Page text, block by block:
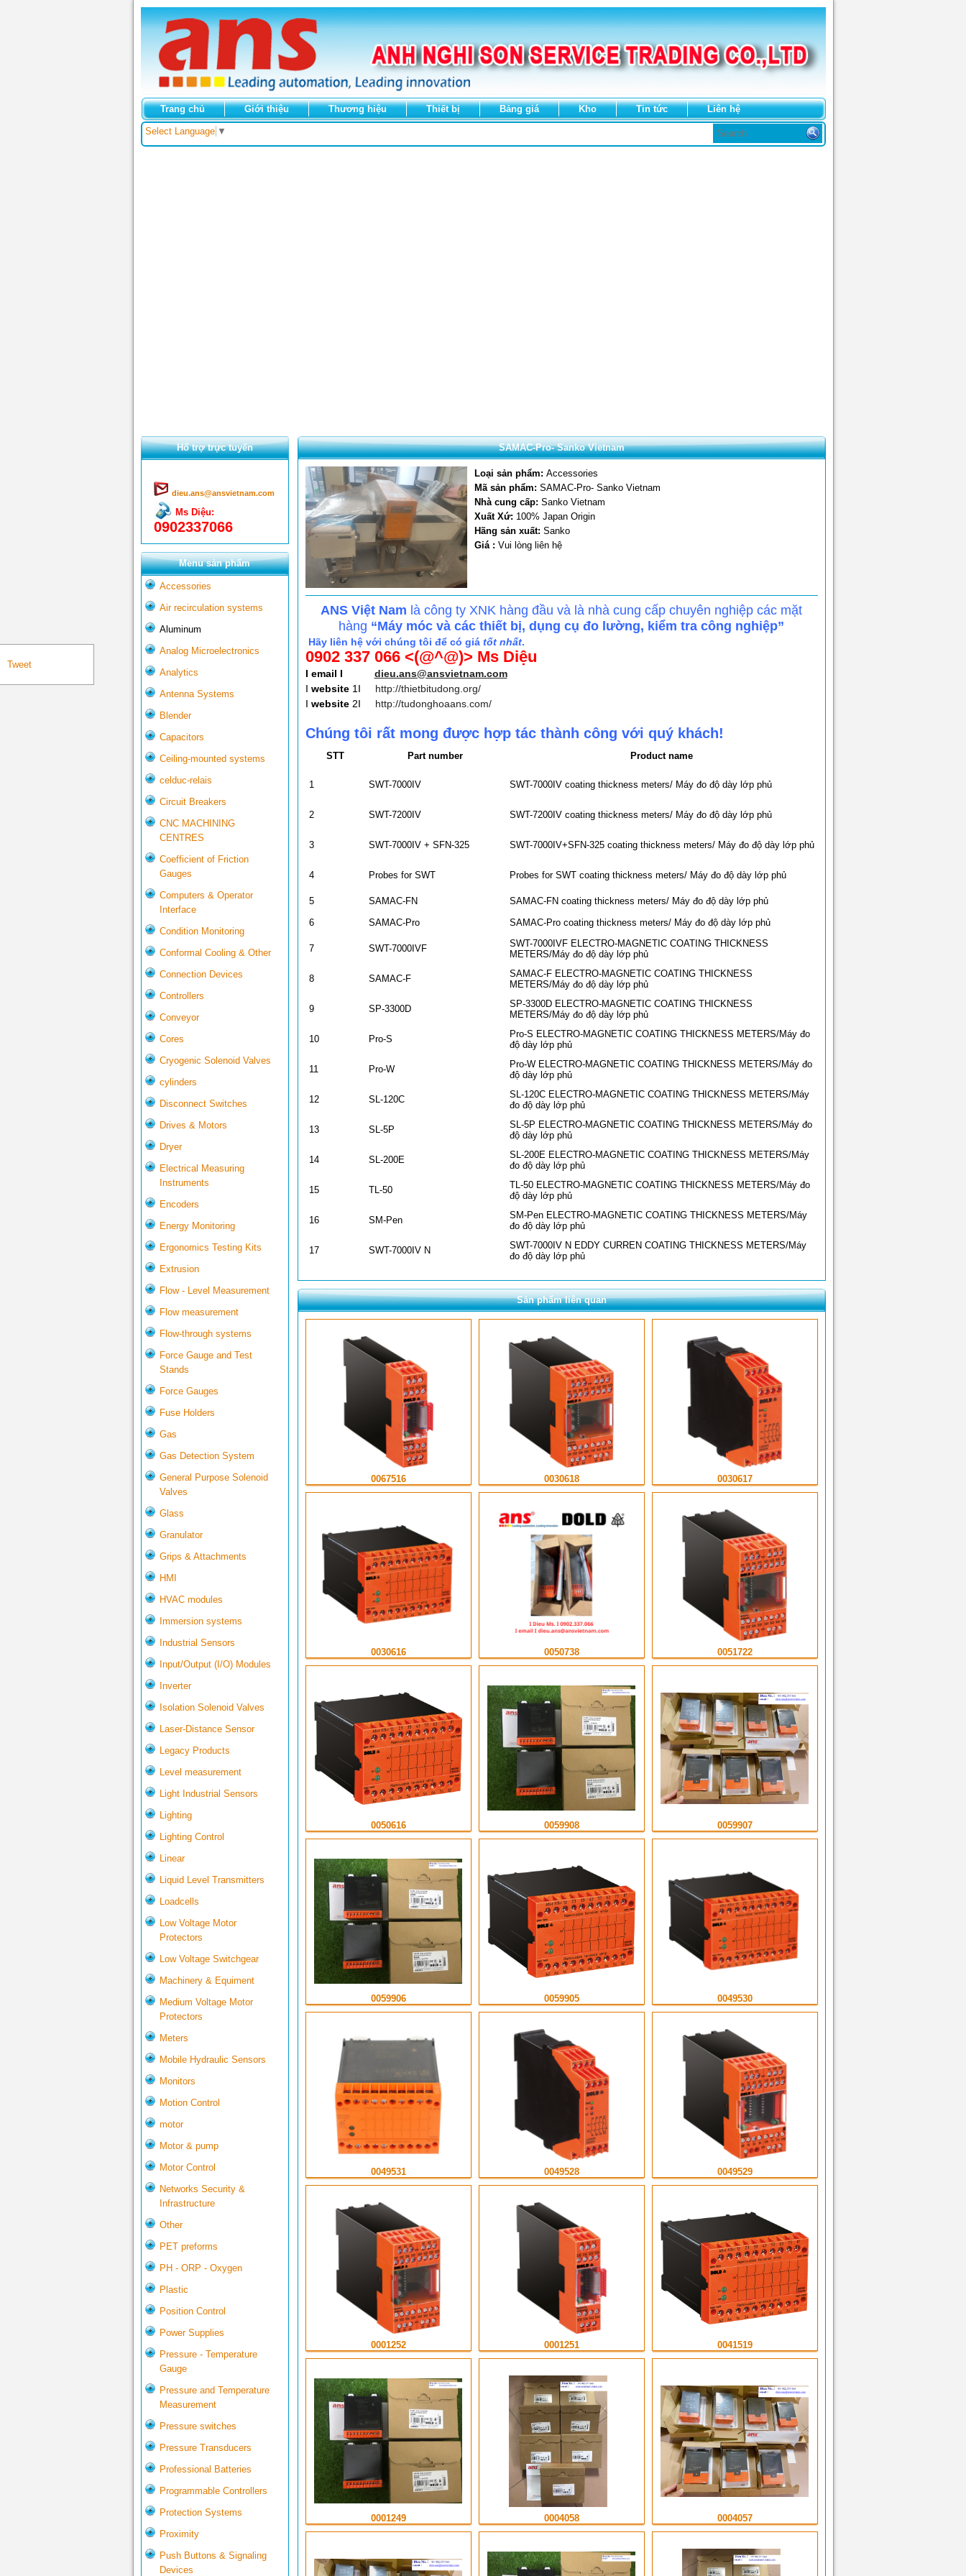
Trang chủ Giới thiệu Thương hiệu Thiết bị Bảng giá Kho Tin tức Liên hệ
Select Language ▼
Hổ trợ trực tuyến
dieu.ans@ansvietnam.com
Ms Diệu:
0902337066
Menu sản phẩm
Accessories
Air recirculation systems
Aluminum
Analog Microelectronics
Analytics
Antenna Systems
Blender
Capacitors
Ceiling-mounted systems
celduc-relais
Circuit Breakers
CNC MACHINING
CENTRES
Coefficient of Friction
Gauges
Computers & Operator
Interface
Condition Monitoring
Conformal Cooling & Other
Connection Devices
Controllers
Conveyor
Cores
Cryogenic Solenoid Valves
cylinders
Disconnect Switches
Drives & Motors
Dryer
Electrical Measuring
Instruments
Encoders
Energy Monitoring
Ergonomics Testing Kits
Extrusion
Flow - Level Measurement
Flow measurement
Flow-through systems
Force Gauge and Test
Stands
Force Gauges
Fuse Holders
Gas
Gas Detection System
General Purpose Solenoid
Valves
Glass
Granulator
Grips & Attachments
HMI
HVAC modules
Immersion systems
Industrial Sensors
Input/Output (I/O) Modules
Inverter
Isolation Solenoid Valves
Laser-Distance Sensor
Legacy Products
Level measurement
Light Industrial Sensors
Lighting
Lighting Control
Linear
Liquid Level Transmitters
Loadcells
Low Voltage Motor
Protectors
Low Voltage Switchgear
Machinery & Equiment
Medium Voltage Motor
Protectors
Meters
Mobile Hydraulic Sensors
Monitors
Motion Control
motor
Motor & pump
Motor Control
Networks Security &
Infrastructure
Other
PET preforms
PH - ORP - Oxygen
Plastic
Position Control
Power Supplies
Pressure - Temperature
Gauge
Pressure and Temperature
Measurement
Pressure switches
Pressure Transducers
Professional Batteries
Programmable Controllers
Protection Systems
Proximity
Push Buttons & Signaling
Devices
SAMAC-Pro- Sanko Vietnam
Loại sản phẩm: Accessories
Mã sản phẩm: SAMAC-Pro- Sanko Vietnam
Nhà cung cấp: Sanko Vietnam
Xuất Xứ: 100% Japan Origin
Hãng sản xuất: Sanko
Giá : Vui lòng liên hệ
ANS Việt Nam là công ty XNK hàng đầu và là nhà cung cấp chuyên nghiệp các mặt
hàng “Máy móc và các thiết bị, dụng cụ đo lường, kiểm tra công nghiệp”
Hãy liên hệ với chúng tôi để có giá tốt nhất.
0902 337 066 <(@^@)> Ms Diệu
I email I dieu.ans@ansvietnam.com
I website1I http://thietbitudong.org/
I website2I http://tudonghoaans.com/
Chúng tôi rất mong được hợp tác thành công với quý khách!
STT Part number Product name
1 SWT-7000IV SWT-7000IV coating thickness meters/ Máy đo độ dày lớp phủ
2 SWT-7200IV SWT-7200IV coating thickness meters/ Máy đo độ dày lớp phủ
3 SWT-7000IV + SFN-325 SWT-7000IV+SFN-325 coating thickness meters/ Máy đo độ dày lớp phủ
4 Probes for SWT Probes for SWT coating thickness meters/ Máy đo độ dày lớp phủ
5 SAMAC-FN
SAMAC-FN coating thickness meters/ Máy đo độ dày lớp phủ
6
SAMAC-Pro SAMAC-Pro coating thickness meters/ Máy đo độ dày lớp phủ
7 SWT-7000IVF
SWT-7000IVF ELECTRO-MAGNETIC COATING THICKNESS
METERS/Máy đo độ dày lớp phủ
8 SAMAC-F
SAMAC-F ELECTRO-MAGNETIC COATING THICKNESS
METERS/Máy đo độ dày lớp phủ
9 SP-3300D
SP-3300D ELECTRO-MAGNETIC COATING THICKNESS
METERS/Máy đo độ dày lớp phủ
10 Pro-S
Pro-S ELECTRO-MAGNETIC COATING THICKNESS METERS/Máy đo
độ dày lớp phủ
11 Pro-W
Pro-W ELECTRO-MAGNETIC COATING THICKNESS METERS/Máy đo
độ dày lớp phủ
12 SL-120C
SL-120C ELECTRO-MAGNETIC COATING THICKNESS METERS/Máy
đo độ dày lớp phủ
13 SL-5P
SL-5P ELECTRO-MAGNETIC COATING THICKNESS METERS/Máy đo
độ dày lớp phủ
14 SL-200E
SL-200E ELECTRO-MAGNETIC COATING THICKNESS METERS/Máy
đo độ dày lớp phủ
15 TL-50
TL-50 ELECTRO-MAGNETIC COATING THICKNESS METERS/Máy đo
độ dày lớp phủ
16 SM-Pen
SM-Pen ELECTRO-MAGNETIC COATING THICKNESS METERS/Máy
đo độ dày lớp phủ
17 SWT-7000IV N
SWT-7000IV N EDDY CURREN COATING THICKNESS METERS/Máy
đo độ dày lớp phủ
Sản phẩm liên quan
0067516 0030618 0030617
0030616 0050738 0051722
0050616 0059908 0059907
0059906 0059905 0049530
0049531 0049528 0049529
0001252 0001251 0041519
0001249 0004058 0004057
Tweet